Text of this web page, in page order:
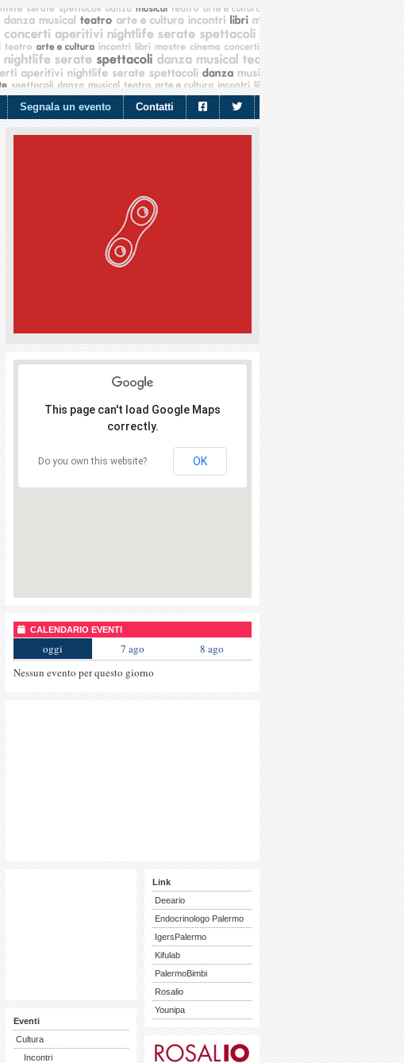
Segnala un evento Contatti
This page can't load Google Maps
correctly.
Do you own this website? OK
CALENDARIO EVENTI
oggi 7 ago
8 ago
Nessun evento per questo giorno
Eventi
Cultura
Incontri
Link
Deeario
Endocrinologo Palermo
IgersPalermo
Kifulab
PalermoBimbi
Rosalio
Younipa